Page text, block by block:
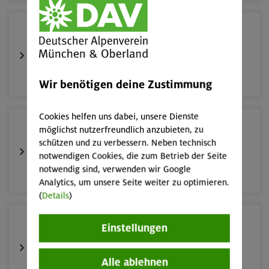
16.08.26
Schnupperkletterkurs indoor
München
19.08.26
Schnupperkletterkurs indoor
München
Bouldern für Einsteiger indoor
Wir benötigen deine Zustimmung
Cookies helfen uns dabei, unsere Dienste
möglichst nutzerfreundlich anzubieten, zu
schützen und zu verbessern. Neben technisch
notwendigen Cookies, die zum Betrieb der Seite
notwendig sind, verwenden wir Google
Analytics, um unsere Seite weiter zu optimieren.
(Details)
Einstellungen
Alle ablehnen